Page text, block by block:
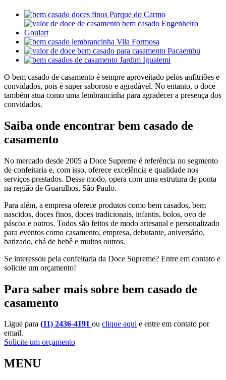
O bem casado de casamento é sempre aproveitado pelos anfitriões e
convidados, pois é super saboroso e agradável. No entanto, o doce
também atua como uma lembrancinha para agradecer a presença dos
convidados.
Saiba onde encontrar bem casado de
casamento
No mercado desde 2005 a Doce Supreme é referência no segmento
de confeitaria e, com isso, oferece excelência e qualidade nos
serviços prestados. Desse modo, opera com uma estrutura de ponta
na região de Guarulhos, São Paulo.
Para além, a empresa oferece produtos como bem casados, bem
nascidos, doces finos, doces tradicionais, infantis, bolos, ovo de
páscoa e outros. Todos são feitos de modo artesanal e personalizado
para eventos como casamento, empresa, debutante, aniversário,
batizado, chá de bebê e muitos outros.
Se interessou pela confeitaria da Doce Supreme? Entre em contato e
solicite um orçamento!
Para saber mais sobre bem casado de
casamento
Ligue para (11) 2436-4191 ou clique aqui e entre em contato por
email.
Solicite um orçamento
MENU